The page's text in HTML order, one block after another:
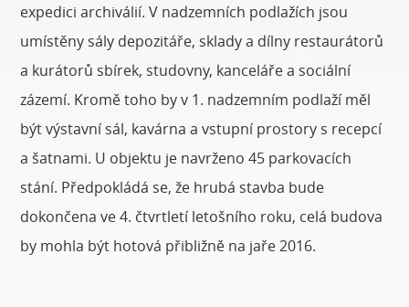
expedici archiválií. V nadzemních podlažích jsou
umístěny sály depozitáře, sklady a dílny restaurátorů
a kurátorů sbírek, studovny, kanceláře a sociální
zázemí. Kromě toho by v 1. nadzemním podlaží měl
být výstavní sál, kavárna a vstupní prostory s recepcí
a šatnami. U objektu je navrženo 45 parkovacích
stání. Předpokládá se, že hrubá stavba bude
dokončena ve 4. čtvrtletí letošního roku, celá budova
by mohla být hotová přibližně na jaře 2016.